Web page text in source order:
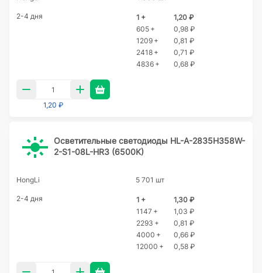
2-4 дня 1 +
1,20 ₽
605 +
0,98 ₽
1209 +
0,81 ₽
2418 +
0,71 ₽
4836 +
0,68 ₽
1,20 ₽
Осветительные светодиоды HL-A-2835H358W-
2-S1-08L-HR3 (6500K)
HongLi 5 701 шт
2-4 дня 1 +
1,30 ₽
1147 +
1,03 ₽
2293 +
0,81 ₽
4000 +
0,66 ₽
12000 +
0,58 ₽